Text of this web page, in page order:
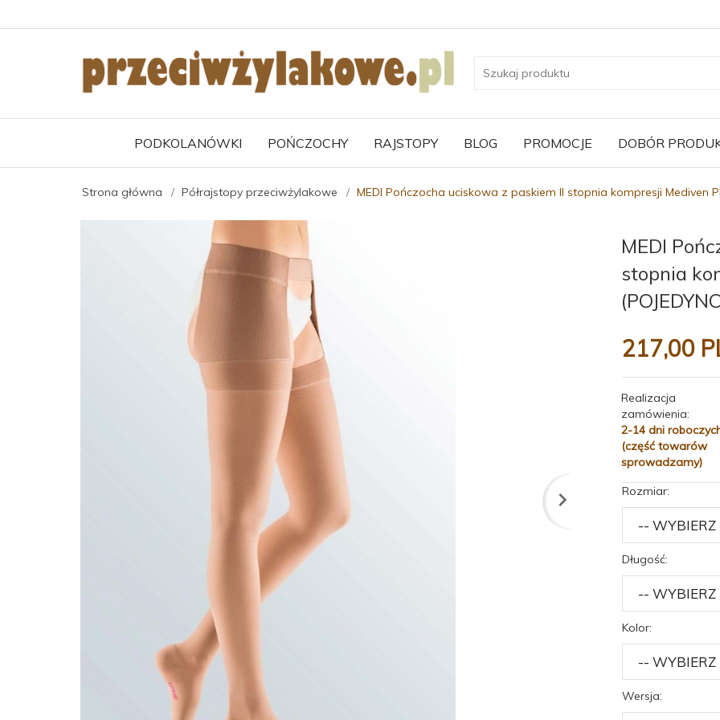
PODKOLANÓWKI POŃCZOCHY RAJSTOPY BLOG PROMOCJE DOBÓR
Strona główna Półrajstopy przeciwżylakowe MEDI Pończocha uciskowa z paskiem II stopnia kompresji Mediven
MEDI
stopnia
217,00
Realizacja
zamówienia:
2-14 dni
(część towarów
sprowadzamy)
Rozmiar:
Długość:
Kolor:
Wersja: